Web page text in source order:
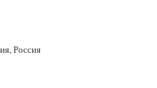
Россия